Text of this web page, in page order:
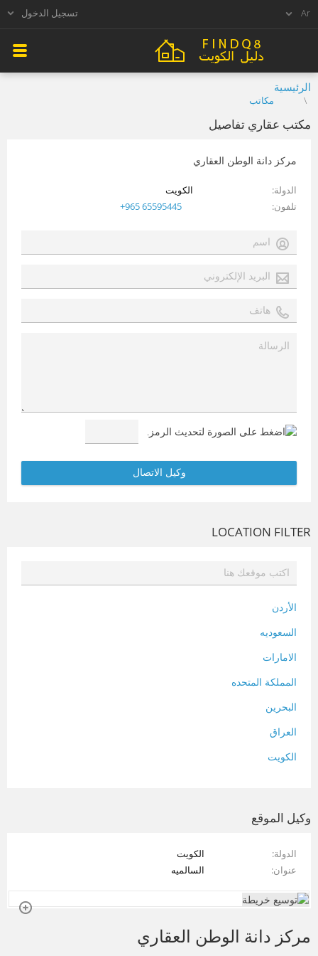
تسجيل الدخول
الرئيسية
مكاتب
مكتب عقاري تفاصيل
مركز دانة الوطن العقاري
الدولة
الكويت
تلفون
+965 65595445
LOCATION FILTER
الأردن
السعوديه
الامارات
المملكة المتحده
البحرين
العراق
الكويت
فلسطين
سوريا
تونس
وكيل الموقع
الدولة
الكويت
عنوان
السالميه
مركز دانة الوطن العقاري